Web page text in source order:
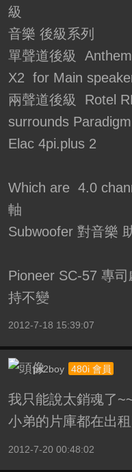
級
音樂 後級系列
單聲道後級
X2 for Main
兩聲道後級 Rotel
surrounds
Elac 4pi.plus 2
Which are 4.0
軸
Subwoofer 對音樂
Pioneer SC-57 專
持不變
2012-7-18 15:39:07
ps2boy 480i 會員
我只能說太銷魂了
小弟的片庫都在出
2012-7-20 00:48:02